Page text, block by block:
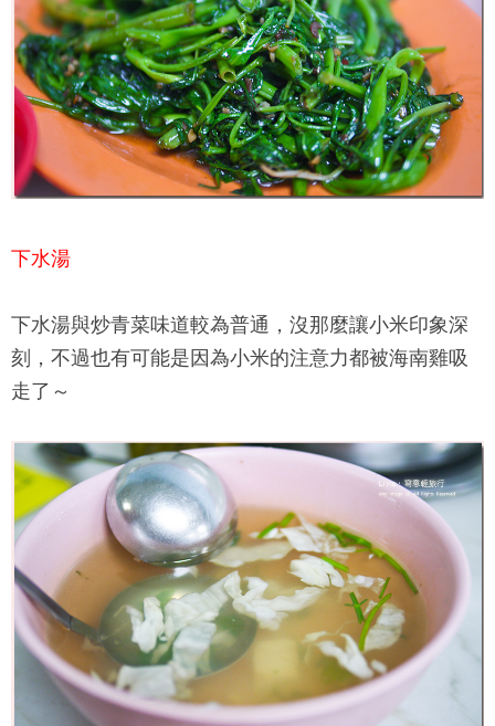
下水湯
下水湯與炒青菜味道較為普通，沒那麼讓小米印象深
刻，不過也有可能是因為小米的注意力都被海南雞吸
走了～